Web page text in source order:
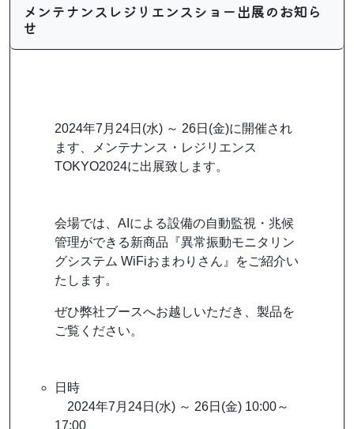
メンテナンスレジリエンスショー出展のお知ら
せ
2024年7月24日(水) ～ 26日(金)に開催され
ます、メンテナンス・レジリエンス
TOKYO2024に出展致します。
会場では、AIによる設備の自動監視・兆候
管理ができる新商品『異常振動モニタリン
グシステム WiFiおまわりさん』をご紹介い
たします。
ぜひ弊社ブースへお越しいただき、製品を
ご覧ください。
日時
2024年7月24日(水) ～ 26日(金) 10:00～
17:00